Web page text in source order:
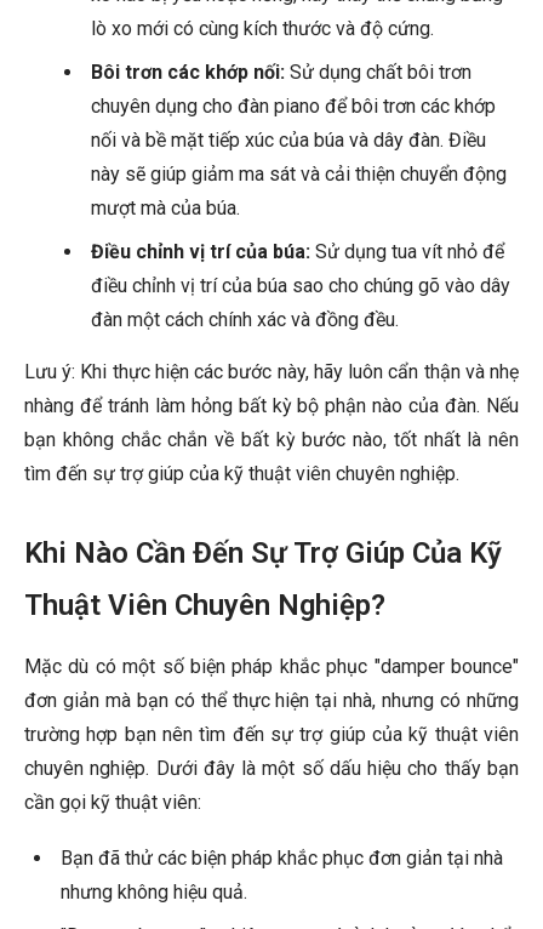
lò xo mới có cùng kích thước và độ cứng.
Bôi trơn các khớp nối: Sử dụng chất bôi trơn
chuyên dụng cho đàn piano để bôi trơn các khớp
nối và bề mặt tiếp xúc của búa và dây đàn. Điều
này sẽ giúp giảm ma sát và cải thiện chuyển động
mượt mà của búa.
Điều chỉnh vị trí của búa: Sử dụng tua vít nhỏ để
điều chỉnh vị trí của búa sao cho chúng gõ vào dây
đàn một cách chính xác và đồng đều.
Lưu ý: Khi thực hiện các bước này, hãy luôn cẩn thận và nhẹ
nhàng để tránh làm hỏng bất kỳ bộ phận nào của đàn. Nếu
bạn không chắc chắn về bất kỳ bước nào, tốt nhất là nên
tìm đến sự trợ giúp của kỹ thuật viên chuyên nghiệp.
Khi Nào Cần Đến Sự Trợ Giúp Của Kỹ
Thuật Viên Chuyên Nghiệp?
Mặc dù có một số biện pháp khắc phục "damper bounce"
đơn giản mà bạn có thể thực hiện tại nhà, nhưng có những
trường hợp bạn nên tìm đến sự trợ giúp của kỹ thuật viên
chuyên nghiệp. Dưới đây là một số dấu hiệu cho thấy bạn
cần gọi kỹ thuật viên:
Bạn đã thử các biện pháp khắc phục đơn giản tại nhà
nhưng không hiệu quả.